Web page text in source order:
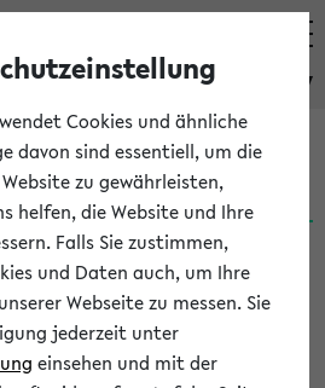
eKVV
2026:
gestartet (06.08.26)
nachhaltigkeitsbuero@uni-
'Alle Studierenden':
Cookies und ähnliche
davon sind essentiell, um die
zu gewährleisten,
helfen, die Website und Ihre
Falls Sie zustimmen,
und Daten auch, um Ihre
Webseite zu messen. Sie
jederzeit unter
einsehen und mit der